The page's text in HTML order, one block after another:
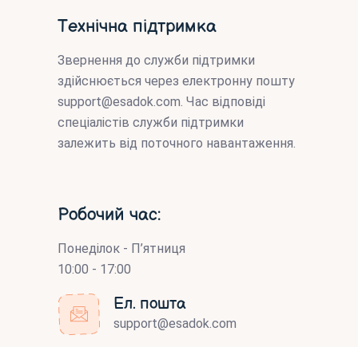
Технічна підтримка
Звернення до служби підтримки
здійснюється через електронну пошту
support@esadok.com. Час відповіді
спеціалістів служби підтримки
залежить від поточного навантаження.
Робочий час:
Понеділок - П’ятниця
10:00 - 17:00
Ел. пошта
support@esadok.com